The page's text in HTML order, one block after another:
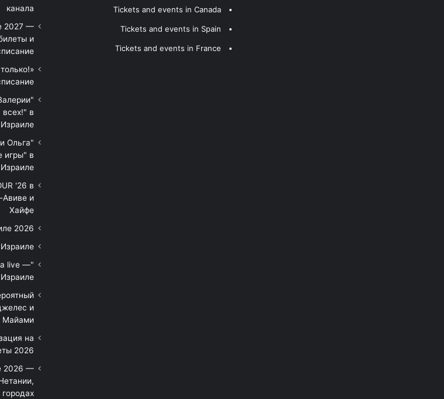
Tickets and events in Canada
Tickets and events in Spain
Tickets and events in France
канала
2027 —
и
в
Израиле
Ольга
игры" в
Израиле
'26 в
и
Хайфе
2026
live —
и
Майами
на
2026
2026 —